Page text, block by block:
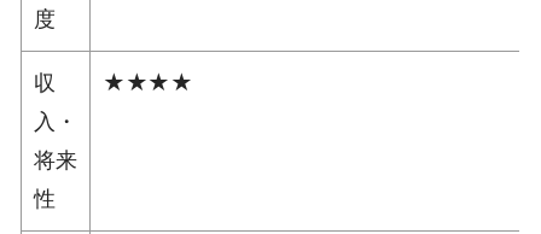
度
収
入・
将来
性
★★★★